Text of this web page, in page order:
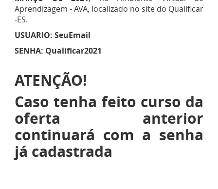
Aprendizagem - AVA, localizado no site do Qualificar
-ES.
USUARIO: SeuEmail
SENHA: Qualificar2021
ATENÇÃO!
Caso tenha feito curso da
oferta anterior
continuará com a senha
já cadastrada